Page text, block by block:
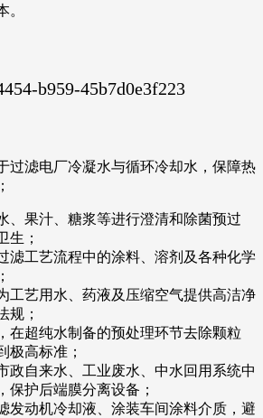
。
过滤电厂冷凝水与循环冷却水，保障热
、果汁、糖浆等进行澄清和除菌预过
生；
滤工艺流程中的涂料、溶剂及各种化学
工艺用水、药液及压缩空气提供高洁净
规；
在超纯水制备的预处理环节去除颗粒
极高标准；
政自来水、工业废水、中水回用系统中
保护后端膜分离设备；
发动机冷却液、涂装车间涂料介质，避